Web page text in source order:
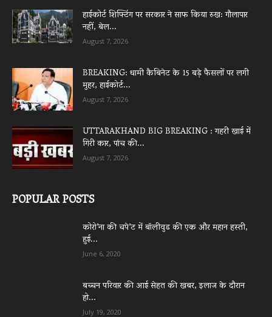
हाईकोर्ट शिफ्टिंग पर सरकार ने साफ किया रुख: गौलापार
नहीं, बेल...
August 7, 2026
BREAKING: धामी कैबिनेट के 15 बड़े फैसलों पर लगी
मुहर, हाईकोर्ट...
August 7, 2026
UTTARAKHAND BIG BREAKING : गहरी खाई में
गिरी कार, पांच की...
August 7, 2026
POPULAR POSTS
कोरो’ना की चपे’ट में बॉलीवुड की एक और महान हस्ती,
हुई...
June 6, 2020
बच्चन परिवार की आई सेहत की खबर, इलाज के दौरान
हो...
July 19, 2020